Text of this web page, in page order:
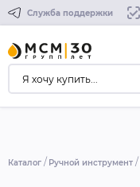
Служба поддержки
Каталог Ручной инструмент